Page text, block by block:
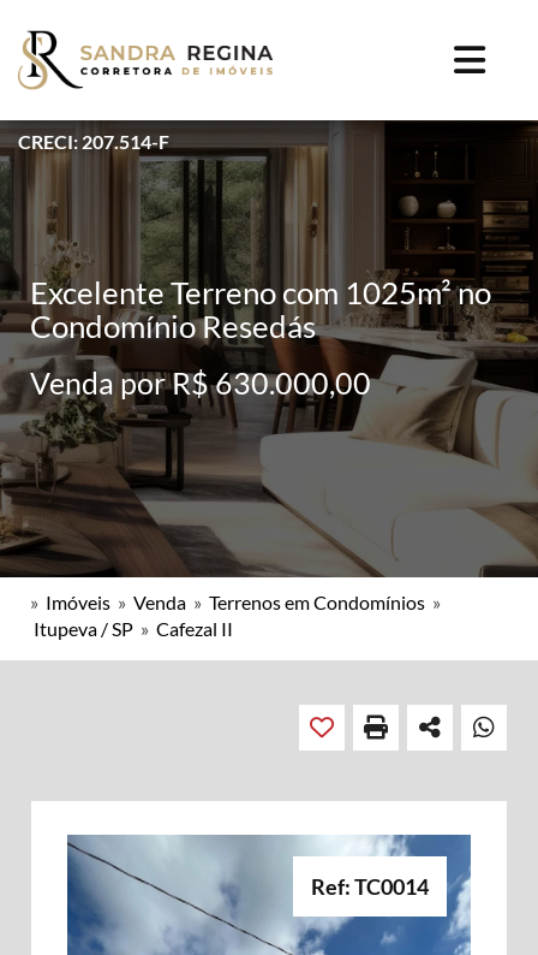
CRECI: 207.514-F
Excelente Terreno com 1025m² no
Condomínio Resedás
Venda por R$ 630.000,00
» Imóveis » Venda » Terrenos em Condomínios »
Itupeva / SP » Cafezal II
Ref: TC0014